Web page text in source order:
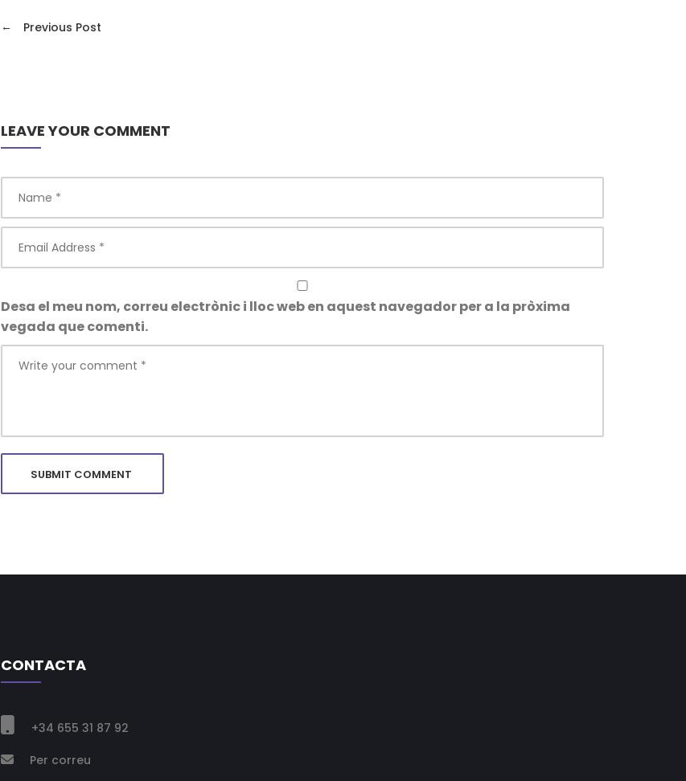
← Previous Post
LEAVE YOUR COMMENT
Desa el meu nom, correu electrònic i lloc web en aquest navegador per a la pròxima
vegada que comenti.
CONTACTA
 +34 655 31 87 92
 Per correu